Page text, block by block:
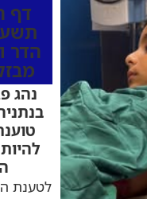
דף
הדר
לטענת